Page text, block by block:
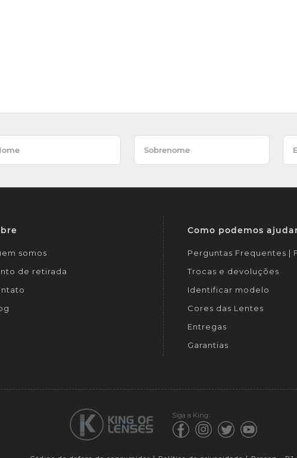
somos
de retirada
Como podemos
Perguntas Frequentes |
Trocas e devoluções
Identificar modelo
Cores das Lentes
Entregas
Garantias
Siga a King: